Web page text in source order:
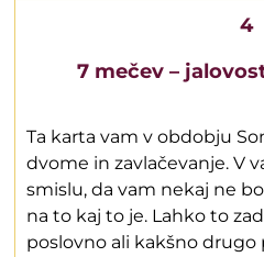
4
7 mečev –
Ta karta vam v obdobju
dvome in zavlačevanje. V
smislu, da vam nekaj ne
na to kaj to je. Lahko to
poslovno ali kakšno drugo